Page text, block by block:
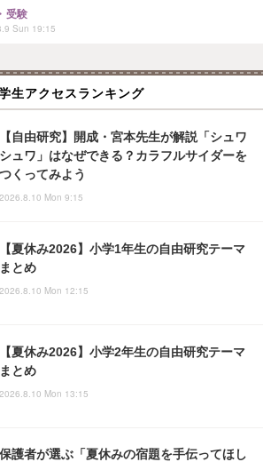
受験
Sun 19:15
生アクセスランキング
【自由研究】開成・宮本先生が解説「シュワ
シュワ」はなぜできる？カラフルサイダーを
つくってみよう
2026.8.10 Mon 9:15
【夏休み2026】小学1年生の自由研究テーマ
まとめ
2026.8.10 Mon 12:15
【夏休み2026】小学2年生の自由研究テーマ
まとめ
2026.8.10 Mon 13:15
保護者が選ぶ「夏休みの宿題を手伝ってほし